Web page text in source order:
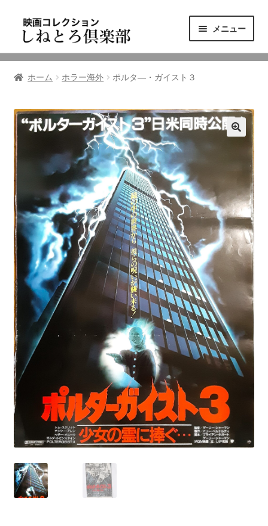
ゲ
シ
ン
へ
ス
キ
ッ
テ
ツ
ス
キ
ッ
プ
メニュー
ニュース
東三河の映画館
しねとろ倶楽部について
リンクの旅
ホーム ホラー海外 ポルタ―・ガイスト３